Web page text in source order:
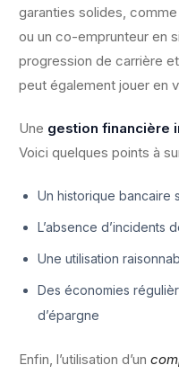
garanties solides,
ou un co-emprunteur en
progression de carrière
peut également jouer en
Une gestion financière
Voici quelques points à
Un historique bancaire
L’absence d’incidents
Une utilisation
Des économies
d’épargne
Enfin, l’utilisation d’un